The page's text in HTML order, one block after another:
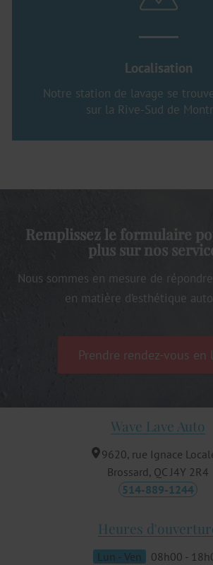
Localisation
Notre station de lavage se
sur la Rive-Sud de
Remplissez le formulaire
plus sur nos
Nous sommes en mesure de
en matière d’esthétique
Prendre rendez-vous en
Wave Lave Auto
9620, rue Ignace
Brossard, QC J4Y 2R4
514-889-1244
Heures
Lun - Ven 08h00 -